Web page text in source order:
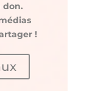
don.
!